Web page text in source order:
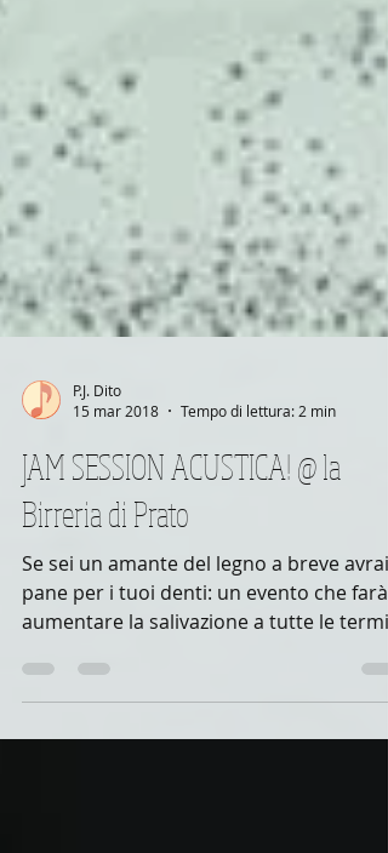
15 mar 2018
Tempo di lettura: 2 min
JAM SESSION ACUSTICA! @ la
Birreria di Prato
Se sei un amante del legno a breve avrai
pane per i tuoi denti: un evento che farà
aumentare la salivazione a tutte le termiti